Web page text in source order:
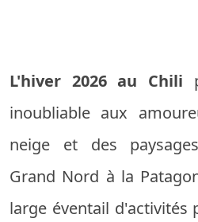
L'hiver 2026 au Chili
inoubliable aux
neige et des
Grand Nord à la
large éventail